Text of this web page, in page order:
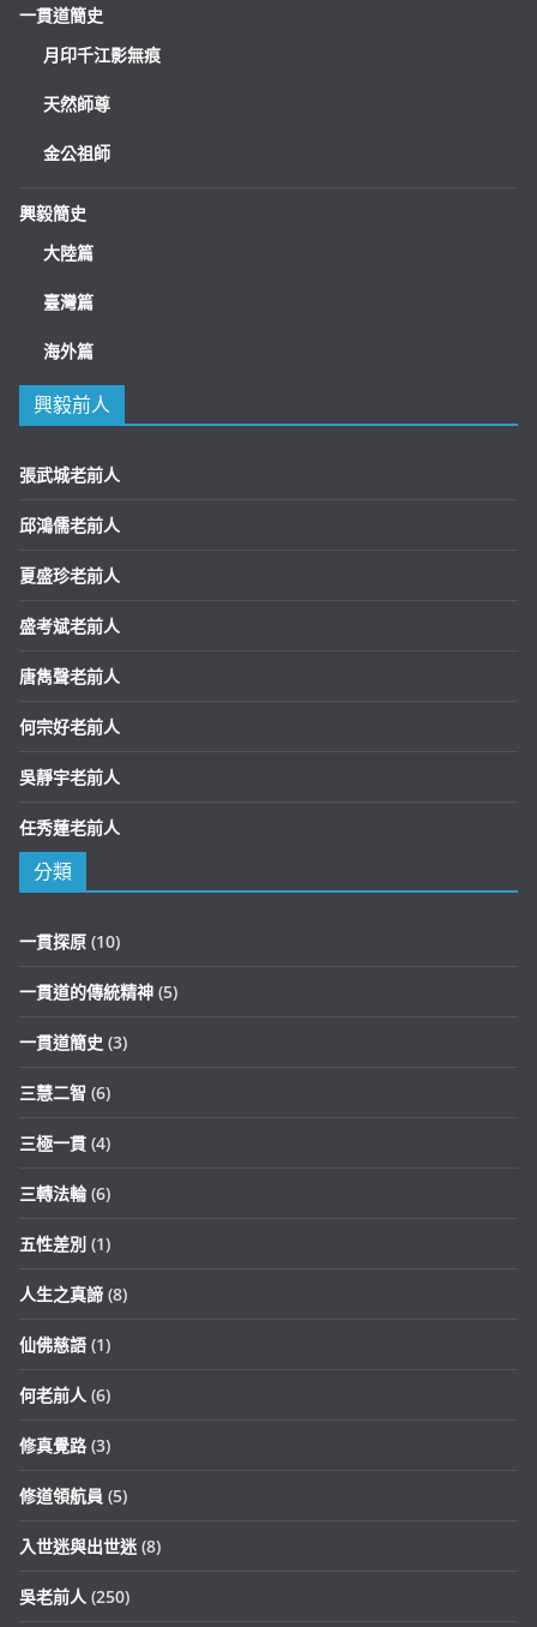
一貫道簡史
月印千江影無痕
天然師尊
金公祖師
興毅簡史
大陸篇
臺灣篇
海外篇
興毅前人
張武城老前人
邱鴻儒老前人
夏盛珍老前人
盛考斌老前人
唐雋聲老前人
何宗好老前人
吳靜宇老前人
任秀蓮老前人
分類
一貫探原 (10)
一貫道的傳統精神 (5)
一貫道簡史 (3)
三慧二智 (6)
三極一貫 (4)
三轉法輪 (6)
五性差別 (1)
人生之真諦 (8)
仙佛慈語 (1)
何老前人 (6)
修真覺路 (3)
修道領航員 (5)
入世迷與出世迷 (8)
吳老前人 (250)